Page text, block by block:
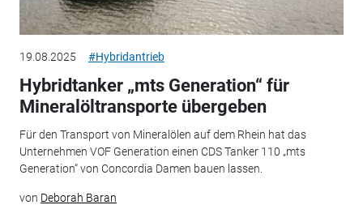
19.08.2025 #Hybridantrieb
Hybridtanker „mts Generation“ für
Mineralöltransporte übergeben
Für den Transport von Mineralölen auf dem Rhein hat das
Unternehmen VOF Generation einen CDS Tanker 110 „mts
Generation“ von Concordia Damen bauen lassen.
von Deborah Baran